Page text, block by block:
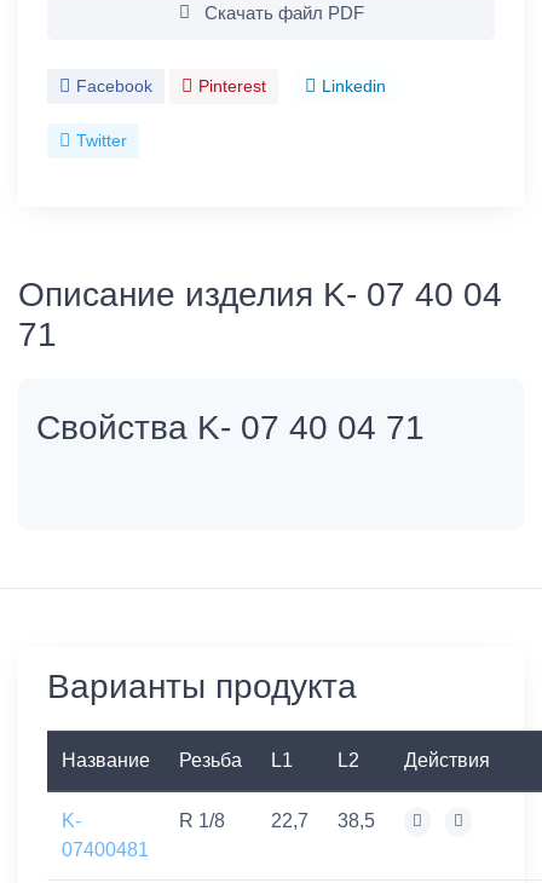
Скачать файл PDF
Facebook Pinterest Linkedin
Twitter
Описание изделия K- 07 40 04
71
Свойства K- 07 40 04 71
Варианты продукта
Название Резьба L1 L2 Действия
K-
07400481
R 1/8 22,7 38,5